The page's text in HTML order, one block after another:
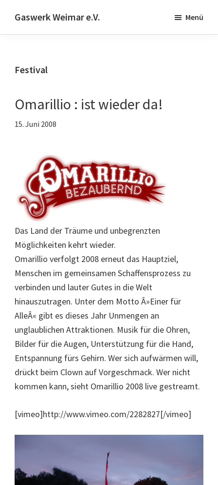
main
Fußzeile
springen
Gaswerk Weimar e.V.
|
|
Weimar
Menü
Festival
Omarillio : ist wieder da!
15. Juni 2008
Das Land der Träume und unbegrenzten
Möglichkeiten kehrt wieder.
Omarillio verfolgt 2008 erneut das Hauptziel,
Menschen im gemeinsamen Schaffensprozess zu
verbinden und lauter Gutes in die Welt
hinauszutragen. Unter dem Motto Â»Einer für
AlleÂ« gibt es dieses Jahr Unmengen an
unglaublichen Attraktionen. Musik für die Ohren,
Bilder für die Augen, Unterstützung für die Hand,
Entspannung fürs Gehirn. Wer sich aufwärmen will,
drückt beim Clown auf Vorgeschmack. Wer nicht
kommen kann, sieht Omarillio 2008 live gestreamt.
[vimeo]http://www.vimeo.com/2282827[/vimeo]